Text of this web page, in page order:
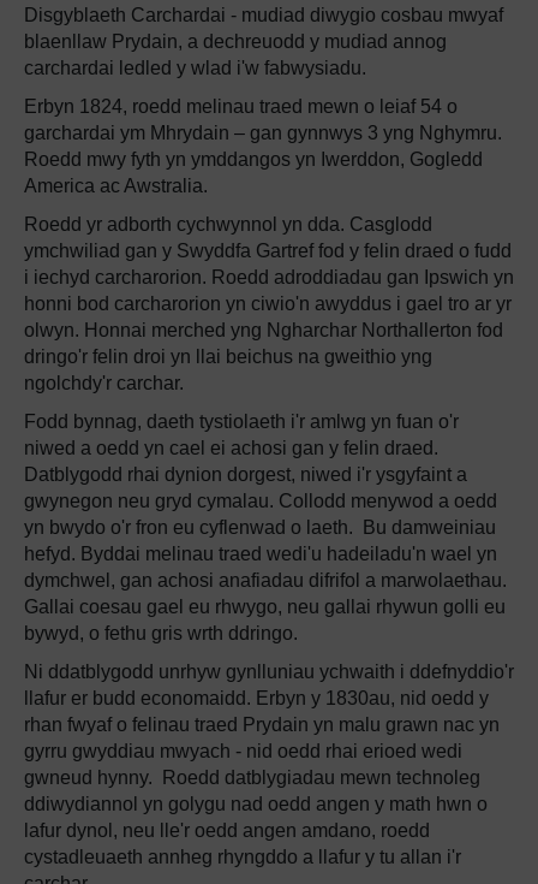
Disgyblaeth Carchardai - mudiad diwygio cosbau mwyaf
blaenllaw Prydain, a dechreuodd y mudiad annog
carchardai ledled y wlad i'w fabwysiadu.
Erbyn 1824, roedd melinau traed mewn o leiaf 54 o
garchardai ym Mhrydain – gan gynnwys 3 yng Nghymru.
Roedd mwy fyth yn ymddangos yn Iwerddon, Gogledd
America ac Awstralia.
Roedd yr adborth cychwynnol yn dda. Casglodd
ymchwiliad gan y Swyddfa Gartref fod y felin draed o fudd
i iechyd carcharorion. Roedd adroddiadau gan Ipswich yn
honni bod carcharorion yn ciwio'n awyddus i gael tro ar yr
olwyn. Honnai merched yng Ngharchar Northallerton fod
dringo'r felin droi yn llai beichus na gweithio yng
ngolchdy'r carchar.
Fodd bynnag, daeth tystiolaeth i'r amlwg yn fuan o'r
niwed a oedd yn cael ei achosi gan y felin draed.
Datblygodd rhai dynion dorgest, niwed i'r ysgyfaint a
gwynegon neu gryd cymalau. Collodd menywod a oedd
yn bwydo o'r fron eu cyflenwad o laeth. Bu damweiniau
hefyd. Byddai melinau traed wedi'u hadeiladu'n wael yn
dymchwel, gan achosi anafiadau difrifol a marwolaethau.
Gallai coesau gael eu rhwygo, neu gallai rhywun golli eu
bywyd, o fethu gris wrth ddringo.
Ni ddatblygodd unrhyw gynlluniau ychwaith i ddefnyddio'r
llafur er budd economaidd. Erbyn y 1830au, nid oedd y
rhan fwyaf o felinau traed Prydain yn malu grawn nac yn
gyrru gwyddiau mwyach - nid oedd rhai erioed wedi
gwneud hynny. Roedd datblygiadau mewn technoleg
ddiwydiannol yn golygu nad oedd angen y math hwn o
lafur dynol, neu lle'r oedd angen amdano, roedd
cystadleuaeth annheg rhyngddo a llafur y tu allan i'r